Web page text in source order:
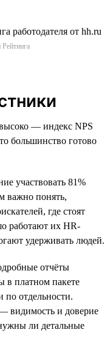
— индекс NPS
большинство готово
участвовать 81%
важно понять,
где стоят
работают их HR-
удерживать людей.
отчёты
в платном пакете
отдельности.
видимость и доверие
ли детальные